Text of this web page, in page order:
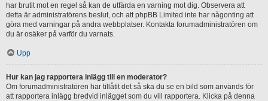
har brutit mot en regel så kan de utfärda en varning mot dig. Observera att
detta är administratörens beslut, och att phpBB Limited inte har någonting att
göra med varningar på andra webbplatser. Kontakta forumadministratören om
du är osäker på varför du varnats.
Upp
Hur kan jag rapportera inlägg till en moderator?
Om forumadministratören har tillåtit det så ska du se en bild som används för
att rapportera inlägg bredvid inlägget som du vill rapportera. Klicka på denna